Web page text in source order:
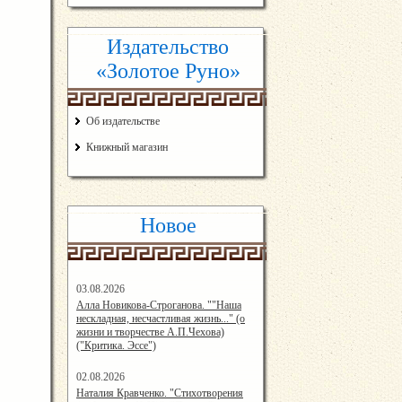
Издательство
«Золотое Руно»
Об издательстве
Книжный магазин
Новое
03.08.2026
14:33:45
Алла Новикова-Строганова. ""Наша
нескладная, несчастливая жизнь..." (о
жизни и творчестве А.П.Чехова)
("Критика. Эссе")
02.08.2026
12:57:00
Наталия Кравченко. "Стихотворения